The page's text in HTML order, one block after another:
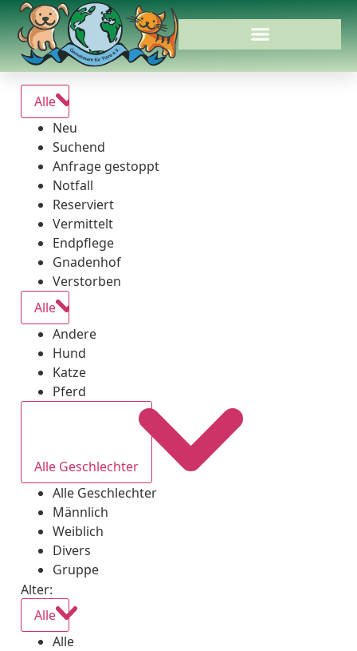
Alle
Neu
Suchend
Anfrage gestoppt
Notfall
Reserviert
Vermittelt
Endpflege
Gnadenhof
Verstorben
Alle
Andere
Hund
Katze
Pferd
Alle Geschlechter
Alle Geschlechter
Männlich
Weiblich
Divers
Gruppe
Alter:
Alle
Alle